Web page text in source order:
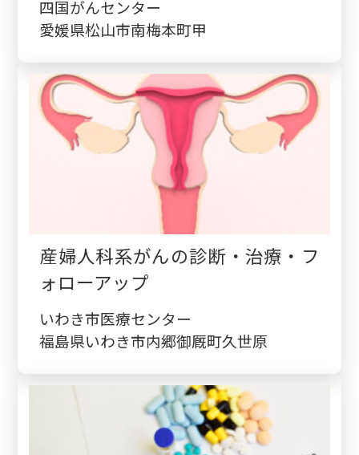
四国がんセンター
愛媛県松山市南梅本町甲
産婦人科系がんの診断・治療・フ
ォローアップ
いわき市医療センター
福島県いわき市内郷御厩町久世原